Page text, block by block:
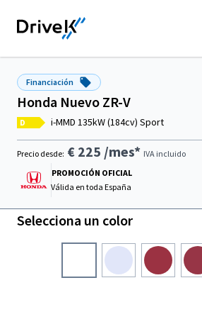
Financiación
Honda Nuevo ZR-V
D i-MMD 135kW (184cv) Sport
Precio desde: € 225 /mes* IVA incluido
PROMOCIÓN OFICIAL
Válida en toda España
Selecciona un color